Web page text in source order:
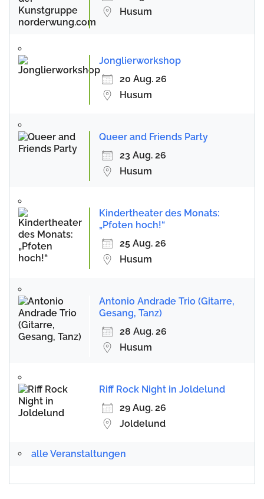
Husum
Jonglierworkshop
20 Aug. 26
Husum
Queer and Friends Party
23 Aug. 26
Husum
Kindertheater des Monats:
„Pfoten hoch!“
25 Aug. 26
Husum
Antonio Andrade Trio (Gitarre,
Gesang, Tanz)
28 Aug. 26
Husum
Riff Rock Night in Joldelund
29 Aug. 26
Joldelund
alle Veranstaltungen